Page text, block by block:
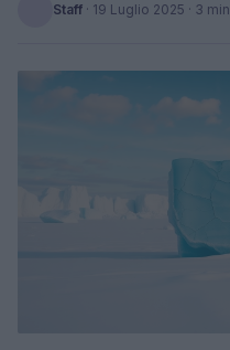
Staff · 19 Luglio 2025 · 3 min